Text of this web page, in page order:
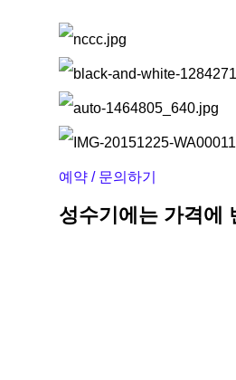
예약 / 문의하기
성수기에는 가격에